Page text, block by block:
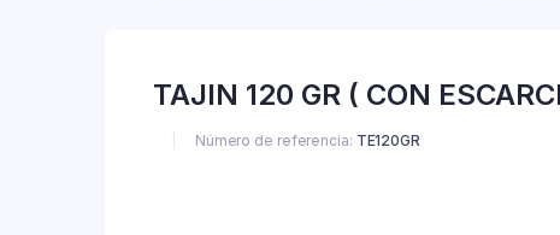
TAJIN 120 GR ( CON
Número de referencia: TE120GR